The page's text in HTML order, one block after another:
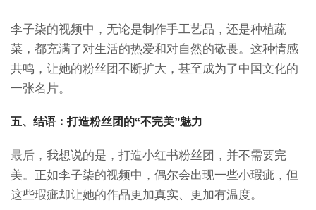
李子柒的视频中，无论是制作手工艺品，还是种植蔬
菜，都充满了对生活的热爱和对自然的敬畏。这种情感
共鸣，让她的粉丝团不断扩大，甚至成为了中国文化的
一张名片。
五、结语：打造粉丝团的“不完美”魅力
最后，我想说的是，打造小红书粉丝团，并不需要完
美。正如李子柒的视频中，偶尔会出现一些小瑕疵，但
这些瑕疵却让她的作品更加真实、更加有温度。